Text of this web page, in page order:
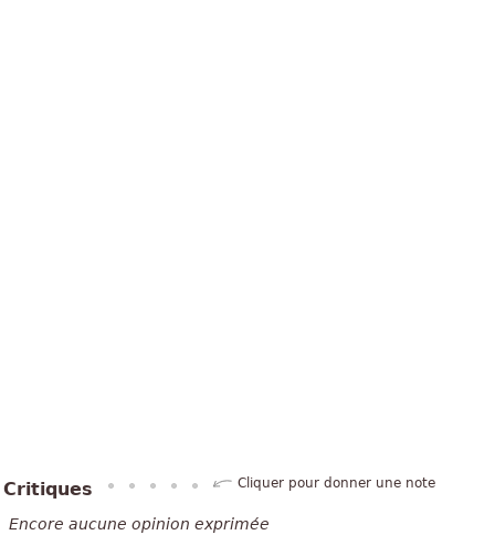
Critiques Cliquer pour donner une note
Encore aucune opinion exprimée